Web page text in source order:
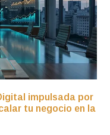
impulsada por
tu negocio en la